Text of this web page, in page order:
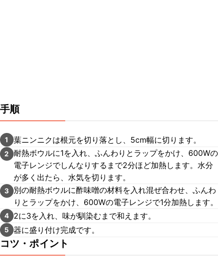
手順
1 葉ニンニクは根元を切り落とし、5cm幅に切ります。
2
耐熱ボウルに1を入れ、ふんわりとラップをかけ、600Wの
電子レンジでしんなりするまで2分ほど加熱します。水分
が多く出たら、水気を切ります。
3
別の耐熱ボウルに酢味噌の材料を入れ混ぜ合わせ、ふんわ
りとラップをかけ、600Wの電子レンジで1分加熱します。
4 2に3を入れ、味が馴染むまで和えます。
5 器に盛り付け完成です。
コツ・ポイント